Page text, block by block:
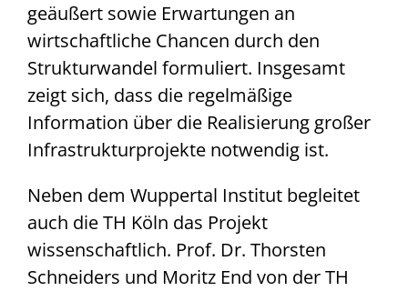
geäußert sowie Erwartungen an
wirtschaftliche Chancen durch den
Strukturwandel formuliert. Insgesamt
zeigt sich, dass die regelmäßige
Information über die Realisierung großer
Infrastrukturprojekte notwendig ist.
Neben dem Wuppertal Institut begleitet
auch die TH Köln das Projekt
wissenschaftlich. Prof. Dr. Thorsten
Schneiders und Moritz End von der TH